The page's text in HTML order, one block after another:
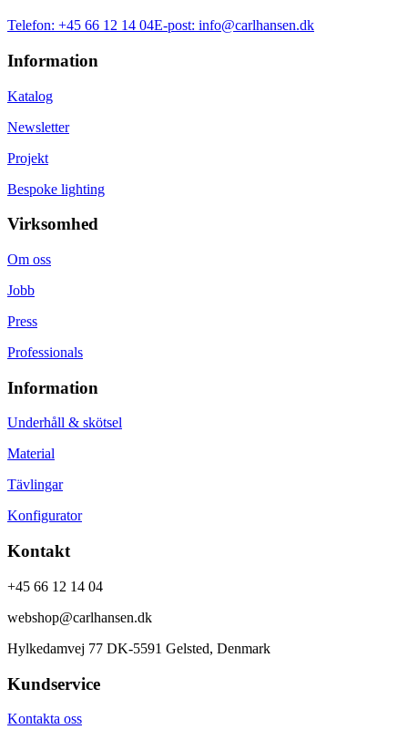
Telefon: +45 66 12 14 04E-post: info@carlhansen.dk
Information
Katalog
Newsletter
Projekt
Bespoke lighting
Virksomhed
Om oss
Jobb
Press
Professionals
Information
Underhåll & skötsel
Material
Tävlingar
Konfigurator
Kontakt
+45 66 12 14 04
webshop@carlhansen.dk
Hylkedamvej 77 DK-5591 Gelsted, Denmark
Kundservice
Kontakta oss